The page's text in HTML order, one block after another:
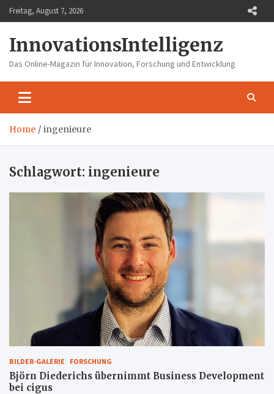
Skip
to
Freitag, August 7, 2026
InnovationsIntelligenz
Das Online-Magazin für Innovation, Forschung und Entwicklung
Home ingenieure
Schlagwort: ingenieure
BILDER-GALERIE FORSCHUNG
Björn Diederichs übernimmt Business Development
bei cigus